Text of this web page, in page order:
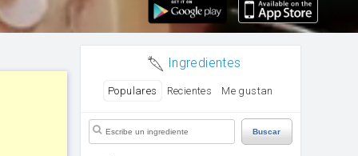
Ingredientes
Populares Recientes Me gustan
Buscar